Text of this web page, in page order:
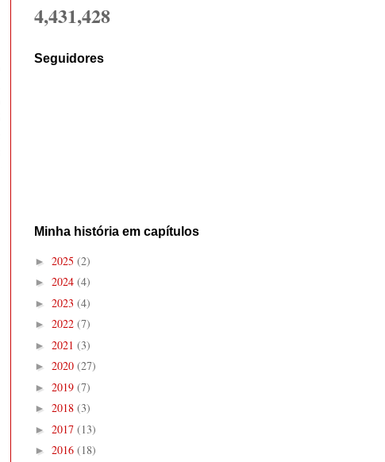
4,431,428
Seguidores
Minha história em capítulos
► 2025 (2)
► 2024 (4)
► 2023 (4)
► 2022 (7)
► 2021 (3)
► 2020 (27)
► 2019 (7)
► 2018 (3)
► 2017 (13)
► 2016 (18)